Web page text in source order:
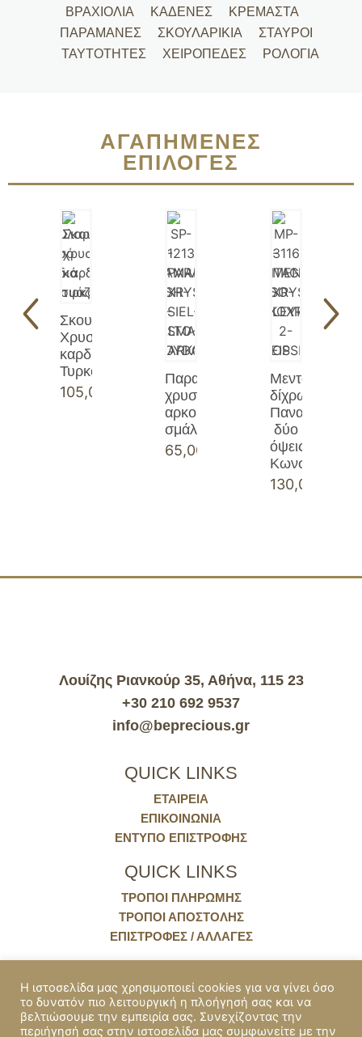
ΒΡΑΧΙΌΛΙΑ ΚΑΔΈΝΕΣ
ΚΡΕΜΑΣΤΆ
ΠΑΡΑΜΆΝΕΣ
ΣΚΟΥΛΑΡΊΚΙΑ
ΣΤΑΥΡΟΊ
ΤΑΥΤΌΤΗΤΕΣ
ΧΕΙΡΟΠΈΔΕΣ ΡΟΛΌΓΙΑ
ΑΓΑΠΗΜΈΝΕΣ
ΕΠΙΛΟΓΈΣ
Σκουλαρίκια
Χρυσά
καρδιές
Τυρκουάζ
105,00
Παραμάνα
χρυσή
αρκουδάκι
σμάλτο
65,00
Μενταγιόν
δίχρωμο
Παναγία
δύο
όψεις
130,00
Λουίζης Ριανκούρ 35, Αθήνα, 115 23
+30 210 692 9537
info@beprecious.gr
QUICK LINKS
ΕΤΑΙΡΕΙΑ
ΕΠΙΚΟΙΝΩΝΙΑ
ΈΝΤΥΠΟ ΕΠΙΣΤΡΟΦΉΣ
QUICK LINKS
ΤΡΌΠΟΙ ΠΛΗΡΩΜΉΣ
ΤΡΌΠΟΙ ΑΠΟΣΤΟΛΉΣ
ΕΠΙΣΤΡΟΦΈΣ / ΑΛΛΑΓΈΣ
ΠΟΛΙΤΙΚΕΣ
COOKIES
ΠΟΛΙΤΙΚΗ ΑΠΟΡΡΗΤΟΥ
Η ιστοσελίδα μας χρησιμοποιεί cookies για να γίνει όσο
το δυνατόν πιο λειτουργική η πλοήγησή σας και να
βελτιώσουμε την εμπειρία σας. Συνεχίζοντας την
περιήγησή σας στην ιστοσελίδα μας συμφωνείτε με την